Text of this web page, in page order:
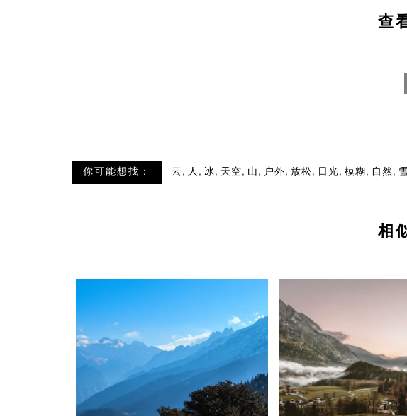
查
你可能想找： 云 , 人 , 冰, 天空, 山 , 户外, 放松, 日光, 模糊 , 自然 ,
相